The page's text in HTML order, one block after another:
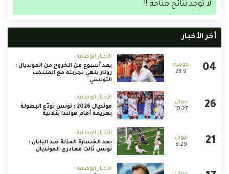
لا توجد نتائج متاحة !!
أخر الأخبار
23:9
الأخبار الوطنية
بعد أسبوع من الخروج من المونديال :
رونار ينهي تجربته مع المنتخب
التونسي
10:27
الأخبار الوطنية
مونديال 2026 : تونس تودّع البطولة
بهزيمة أمام هولندا بثلاثية
8:29
الأخبار الوطنية
بعد الخسارة المذلة ضد اليابان :
تونس ثالث مغادري المونديال
الأخبار الوطنية